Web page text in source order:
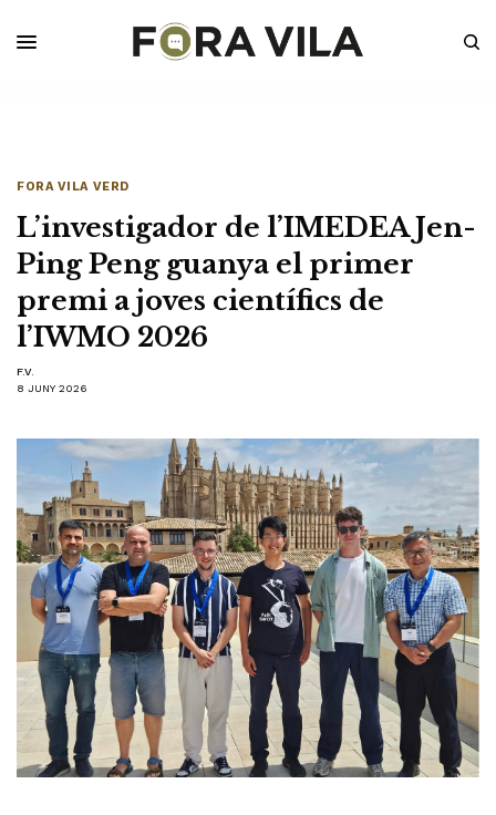
FORA VILA VERD
L’investigador de l’IMEDEA Jen-
Ping Peng guanya el primer
premi a joves científics de
l’IWMO 2026
F.V.
8 JUNY 2026